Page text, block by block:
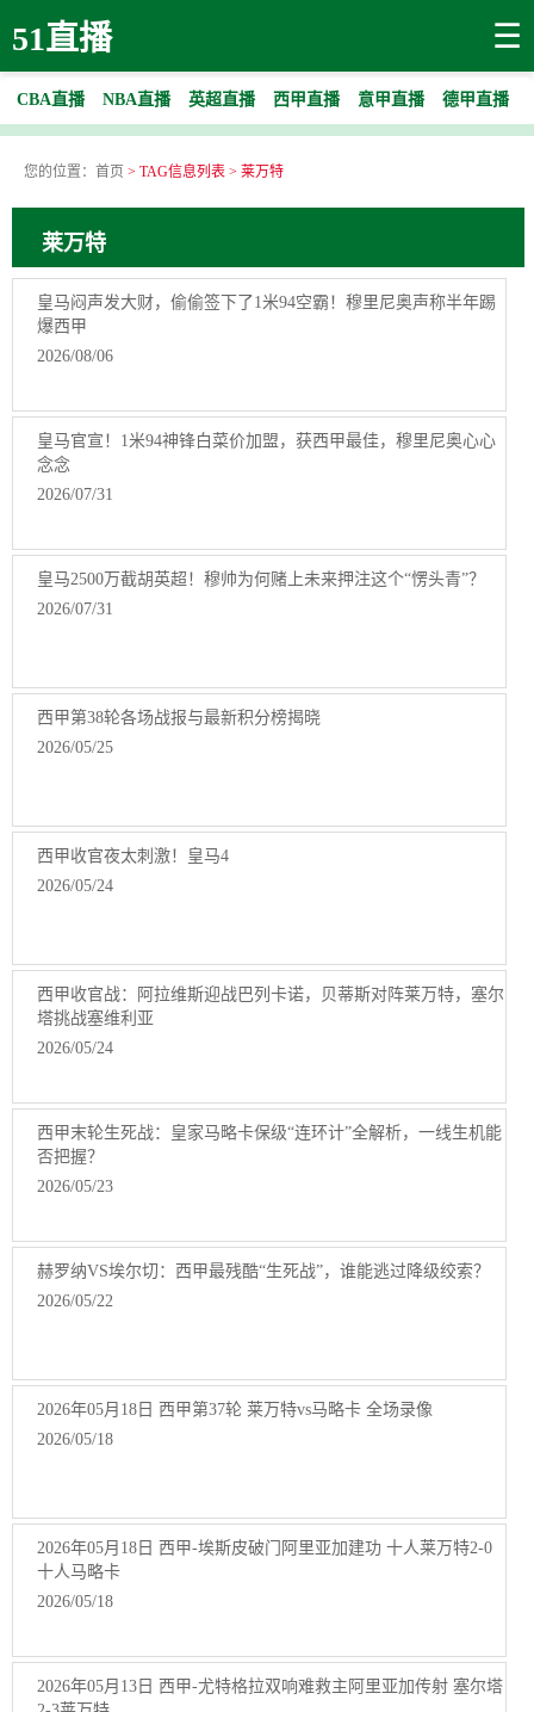
51直播 ☰
CBA直播 NBA直播 英超直播 西甲直播 意甲直播 德甲直播
您的位置： 首页 > TAG信息列表 > 莱万特
莱万特
皇马闷声发大财，偷偷签下了1米94空霸！穆里尼奥声称半年踢
爆西甲
2026/08/06
皇马官宣！1米94神锋白菜价加盟，获西甲最佳，穆里尼奥心心
念念
2026/07/31
皇马2500万截胡英超！穆帅为何赌上未来押注这个“愣头青”？
2026/07/31
西甲第38轮各场战报与最新积分榜揭晓
2026/05/25
西甲收官夜太刺激！皇马4
2026/05/24
西甲收官战：阿拉维斯迎战巴列卡诺，贝蒂斯对阵莱万特，塞尔
塔挑战塞维利亚
2026/05/24
西甲末轮生死战：皇家马略卡保级“连环计”全解析，一线生机能
否把握？
2026/05/23
赫罗纳VS埃尔切：西甲最残酷“生死战”，谁能逃过降级绞索？
2026/05/22
2026年05月18日 西甲第37轮 莱万特vs马略卡 全场录像
2026/05/18
2026年05月18日 西甲-埃斯皮破门阿里亚加建功 十人莱万特2-0
十人马略卡
2026/05/18
2026年05月13日 西甲-尤特格拉双响难救主阿里亚加传射 塞尔塔